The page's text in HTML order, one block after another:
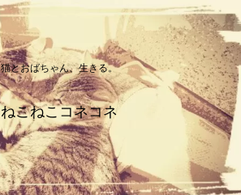
猫とおばちゃん、生きる。
ねこねこコネコネ